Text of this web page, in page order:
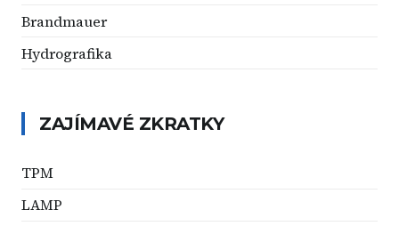
Brandmauer
Hydrografika
ZAJÍMAVÉ ZKRATKY
TPM
LAMP